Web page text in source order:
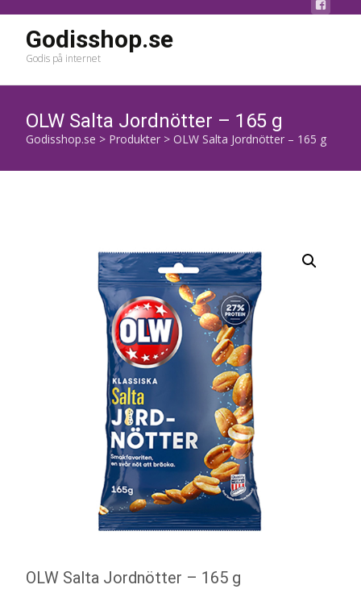
Godisshop.se
Godis på internet
OLW Salta Jordnötter – 165 g
Godisshop.se > Produkter > OLW Salta Jordnötter – 165 g
OLW Salta Jordnötter – 165 g